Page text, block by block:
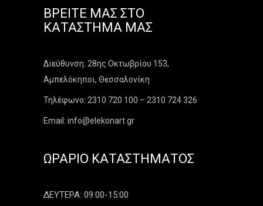
ΒΡΕΊΤΕ ΜΑΣ ΣΤΟ
ΚΑΤΆΣΤΗΜΑ ΜΑΣ
Διεύθυνση: 28ης Οκτωβρίου 153,
Αμπελόκηποι, Θεσσαλονίκη
Τηλέφωνο: 2310 720 100 – 2310 724 326
Email: info@elekonart.gr
ΩΡΆΡΙΟ ΚΑΤΑΣΤΉΜΑΤΟΣ
ΔΕΥΤΕΡΑ: 09:00-15:00